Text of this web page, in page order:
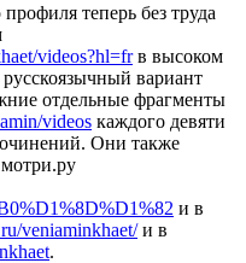
теперь без труда
videos?hl=frв высоком
вариант
отдельные фрагменты
videos каждого девяти
Они также
и в
veniaminkhaet/и в
.